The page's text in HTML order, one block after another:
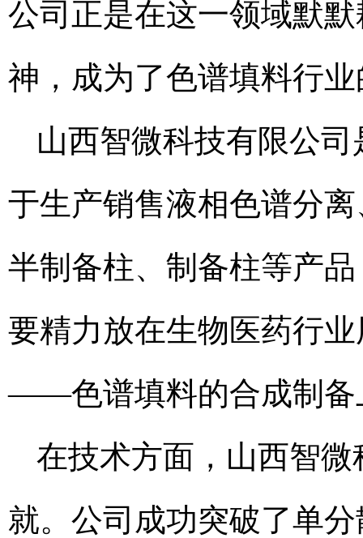
公司正是在这一领域默
神，成为了色谱填料行
山西智微科技有限公
于生产销售液相色谱分
半制备柱、制备柱等产
要精力放在生物医药行
——色谱填料的合成制备
在技术方面，山西智
就。公司成功突破了单